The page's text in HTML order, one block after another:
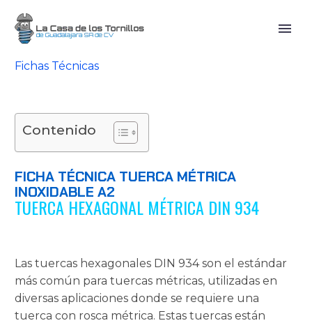
Fichas Técnicas
Contenido
FICHA TÉCNICA TUERCA MÉTRICA
INOXIDABLE A2
TUERCA HEXAGONAL MÉTRICA DIN 934
Las tuercas hexagonales DIN 934 son el estándar
más común para tuercas métricas, utilizadas en
diversas aplicaciones donde se requiere una
tuerca con rosca métrica. Estas tuercas están